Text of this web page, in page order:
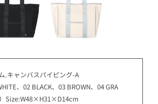
.キャンバスパイピング-A
、02 BLACK、03 BROWN、04 GRA
Size:W48×H31×D14cm